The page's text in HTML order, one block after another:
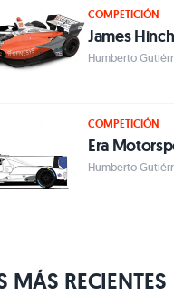
COMPETICIÓN
James
Humberto
COMPETICIÓN
Era
Humberto
MÁS RECIENTES